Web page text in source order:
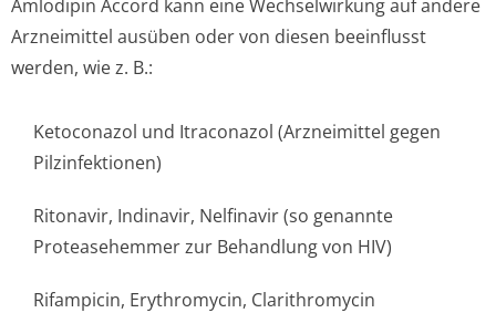
Amlodipin Accord kann eine Wechselwirkung auf andere
Arzneimittel ausüben oder von diesen beeinflusst
werden, wie z. B.:
Ketoconazol und Itraconazol (Arzneimittel gegen
Pilzinfektionen)
Ritonavir, Indinavir, Nelfinavir (so genannte
Proteasehemmer zur Behandlung von HIV)
Rifampicin, Erythromycin, Clarithromycin